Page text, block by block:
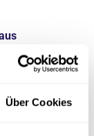
Über Cookies
in der
Bei